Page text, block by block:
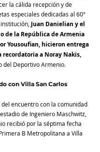
la cálida recepción y de
especiales dedicadas al 60°
Juan Danielian y el
de la República de Armenia
Yousoufian, hicieron entrega
a Noray Nakis,
del Deportivo Armenio.
con Villa San Carlos
encuentro con la comunidad
de Ingeniero Maschwitz,
recibió por la séptima fecha
B Metropolitana a Villa